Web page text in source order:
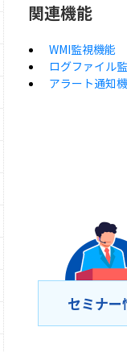
関連機能
WMI監視機能
ログファイル
アラート通知
セミナー